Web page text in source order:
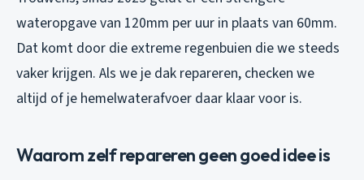
wateropgave van 120mm per uur in plaats van 60mm.
Dat komt door die extreme regenbuien die we steeds
vaker krijgen. Als we je dak repareren, checken we
altijd of je hemelwaterafvoer daar klaar voor is.
Waarom zelf repareren geen goed idee is